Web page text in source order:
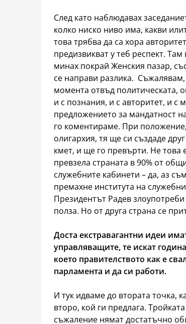
След като наблюдавах
колко ниско ниво има, какви
това трябва да са хора
предизвикват у теб респект.
минах покрай Женския пазар,
се направи разлика.
момента отвъд политическата,
и с познания, и с авторитет, и с
предложението за мандатност
го коментираме. При
олигархия, тя ще си създаде
кмет, и ще го превърти. Не това
превзела страната в 90% от
служебните кабинети – да, аз
премахне института на
Президентът Радев
полза. Но от друга страна се
Доста екстравагантни идеи
управляващите, те искат
което правителството как е
парламента и да си работи.
И тук идваме до втората точка,
второ, кой ги предлага.
съжаление нямат достатъчно